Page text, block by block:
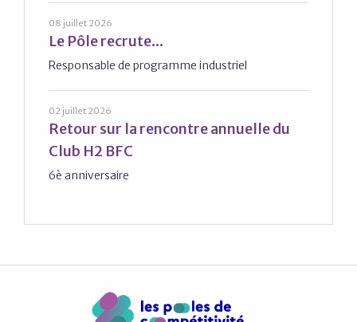
08 juillet 2026
Le Pôle recrute...
Responsable de programme industriel
02 juillet 2026
Retour sur la rencontre annuelle du
Club H2 BFC
6è anniversaire